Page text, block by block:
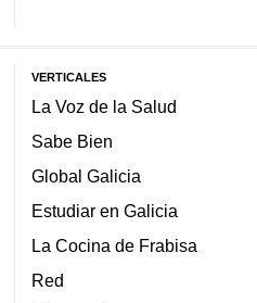
VERTICALES
La Voz de la Salud
Sabe Bien
Global Galicia
Estudiar en Galicia
La Cocina de Frabisa
Red